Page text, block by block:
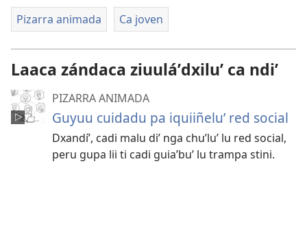
Pizarra animada Ca joven
Laaca zándaca ziuuláʼdxiluʼ ca ndiʼ
PIZARRA ANIMADA
Guyuu cuidadu pa iquiiñeluʼ red social
Dxandíʼ, cadi malu diʼ nga chuʼluʼ lu red social,
peru gupa lii ti cadi guiaʼbuʼ lu trampa stini.